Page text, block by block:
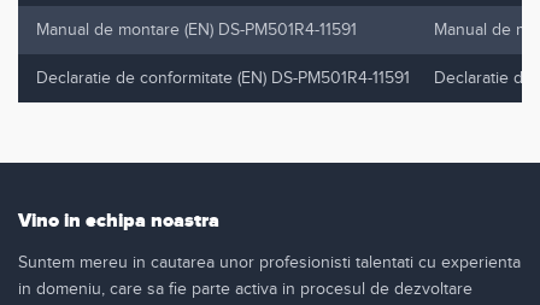
Manual de montare (EN) DS-PM501R4-11591 Manual de
Declaratie de conformitate (EN) DS-PM501R4-11591 Declaratie de
Vino in echipa noastra
Suntem mereu in cautarea unor profesionisti talentati cu experienta
in domeniu, care sa fie parte activa in procesul de dezvoltare